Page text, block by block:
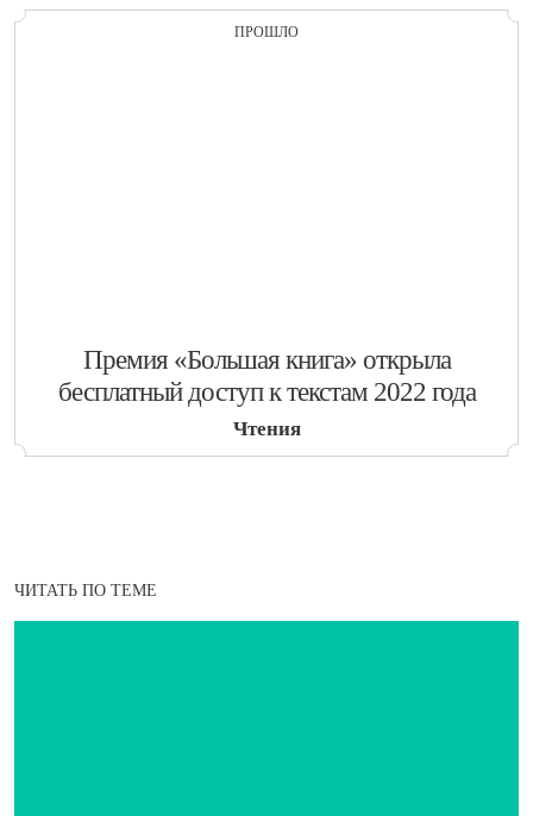
ПРОШЛО
​Премия «Большая книга» открыла
бесплатный доступ к текстам 2022 года
Чтения
ЧИТАТЬ ПО ТЕМЕ